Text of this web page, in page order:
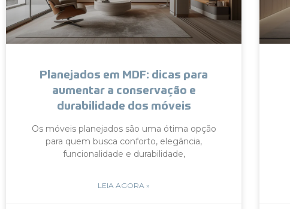
Planejados em MDF: dicas para
aumentar a conservação e
durabilidade dos móveis
Os móveis planejados são uma ótima opção
para quem busca conforto, elegância,
funcionalidade e durabilidade,
LEIA AGORA »